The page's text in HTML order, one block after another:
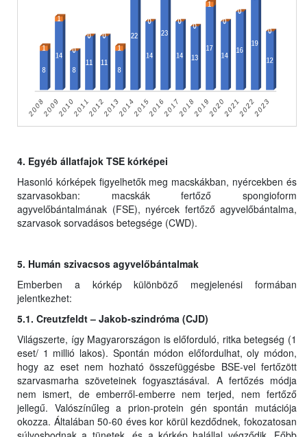
4. Egyéb állatfajok TSE kórképei
Hasonló kórképek figyelhetők meg macskákban, nyércekben és
szarvasokban: macskák fertőző spongioform
agyvelőbántalmának (FSE), nyércek fertőző agyvelőbántalma,
szarvasok sorvadásos betegsége (CWD).
5. Humán szivacsos agyvelőbántalmak
Emberben a kórkép különböző megjelenési formában
jelentkezhet:
5.1. Creutzfeldt – Jakob-szindróma (CJD)
Világszerte, így Magyarországon is előforduló, ritka betegség (1
eset/ 1 millió lakos). Spontán módon előfordulhat, oly módon,
hogy az eset nem hozható összefüggésbe BSE-vel fertőzött
szarvasmarha szöveteinek fogyasztásával. A fertőzés módja
nem ismert, de emberről-emberre nem terjed, nem fertőző
jellegű. Valószínűleg a prion-protein gén spontán mutációja
okozza. Általában 50-60 éves kor körül kezdődnek, fokozatosan